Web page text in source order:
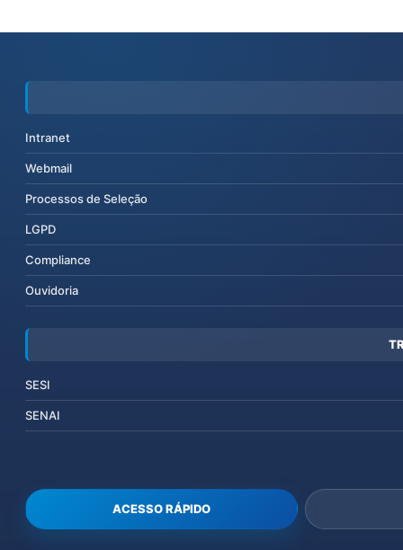
Intranet
Webmail
Processos de Seleção
LGPD
Compliance
Ouvidoria
SESI
SENAI
ACESSO RÁPIDO